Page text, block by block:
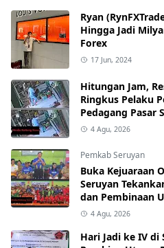
Ryan
Hingga Jadi
Forex
17 Jun, 2024
Hitungan Jam,
Ringkus Pelaku
Pedagang Pasar
4 Agu, 2026
Pemkab Seruyan
Buka Kejuaraan
Seruyan
dan Pembinaan
4 Agu, 2026
Hari Jadi ke IV di